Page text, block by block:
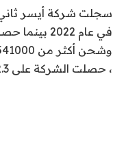
، حصلت الشركة على 2.3٪ مع شحن 101.000 مليون وحدة.